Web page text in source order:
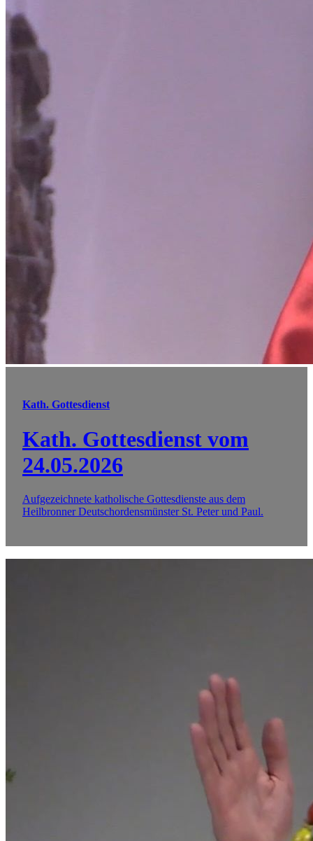
Kath. Gottesdienst
Kath. Gottesdienst vom
24.05.2026
Aufgezeichnete katholische Gottesdienste aus dem
Heilbronner Deutschordensmünster St. Peter und Paul.